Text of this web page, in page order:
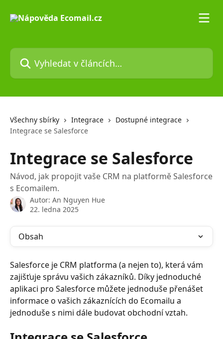
Vyhledat v článcích…
Všechny sbírky Integrace
Dostupné integrace
Integrace se Salesforce
Integrace se Salesforce
Návod, jak propojit vaše CRM na platformě Salesforce
s Ecomailem.
Autor: An Nguyen Hue
22. ledna 2025
Obsah
Salesforce je CRM platforma (a nejen to), která vám
zajišťuje správu vašich zákazníků. Díky jednoduché
aplikaci pro Salesforce můžete jednoduše přenášet
informace o vašich zákaznících do Ecomailu a
jednoduše s nimi dále budovat obchodní vztah.